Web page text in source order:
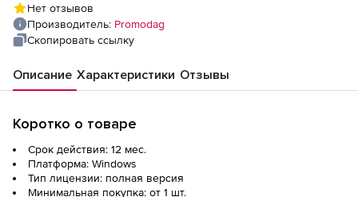
Нет отзывов
Производитель: Promodag
Скопировать ссылку
Описание Характеристики Отзывы
Коротко о товаре
Срок действия: 12 мес.
Платформа: Windows
Тип лицензии: полная версия
Минимальная покупка: от 1 шт.